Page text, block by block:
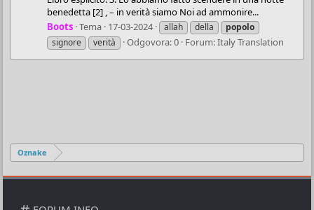
benedetta [2] , – in verità siamo Noi ad ammonire...
Boots Tema 17-03-2024 allah della
popolo
signore
verità Odgovora: 0 Forum:Italy Translation
Oznake